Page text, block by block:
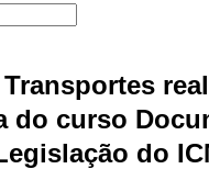
do curso
do